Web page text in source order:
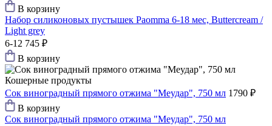
В корзину
Набор силиконовых пустышек Paomma 6-18 мес, Buttercream /
Light grey
6-12 745 ₽
В корзину
Кошерные продукты
Сок виноградный прямого отжима "Меудар", 750 мл 1790 ₽
В корзину
Сок виноградный прямого отжима "Меудар", 750 мл